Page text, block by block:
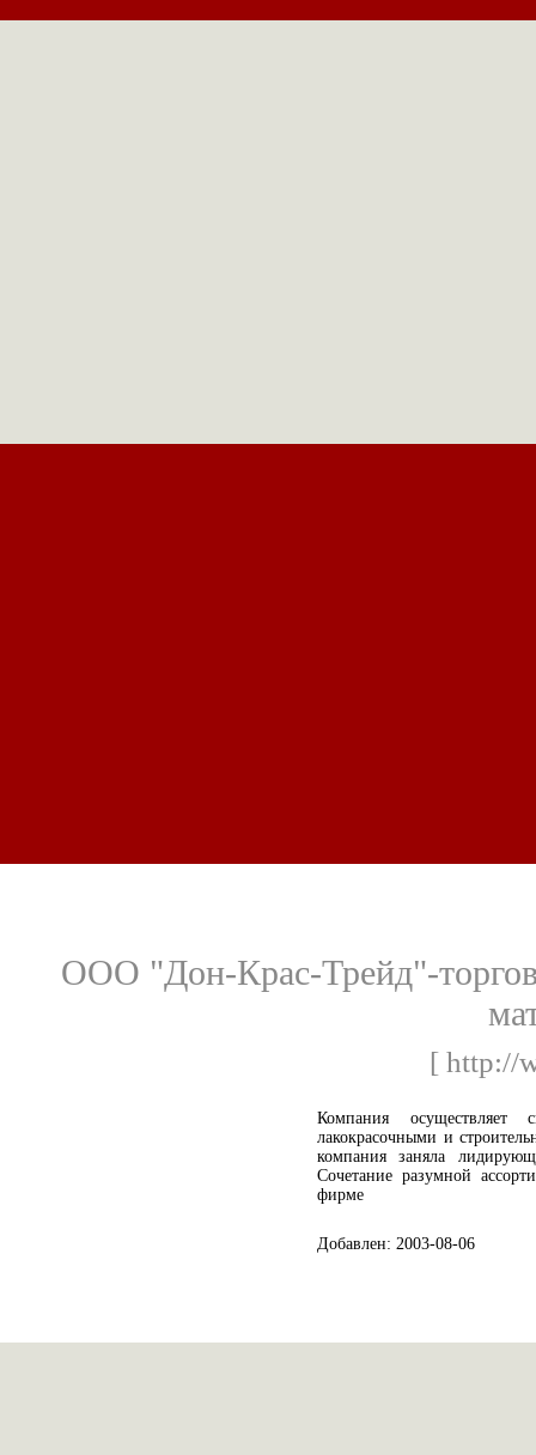
ООО "Дон-Крас-Трейд"-
[ http://
Компания осуществляет
лакокрасочными и
компания заняла
Сочетание разумной
фирме
Добавлен: 2003-08-06